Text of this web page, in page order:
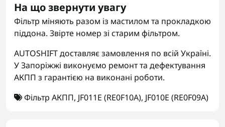
На що звернути увагу
Фільтр міняють разом із мастилом та прокладкою
піддона. Звірте номер зі старим фільтром.
AUTOSHIFT доставляє замовлення по всій Україні.
У Запоріжжі виконуємо ремонт та дефектування
АКПП з гарантією на виконані роботи.
Фільтр АКПП, JF011E (RE0F10A), JF010E (RE0F09A)